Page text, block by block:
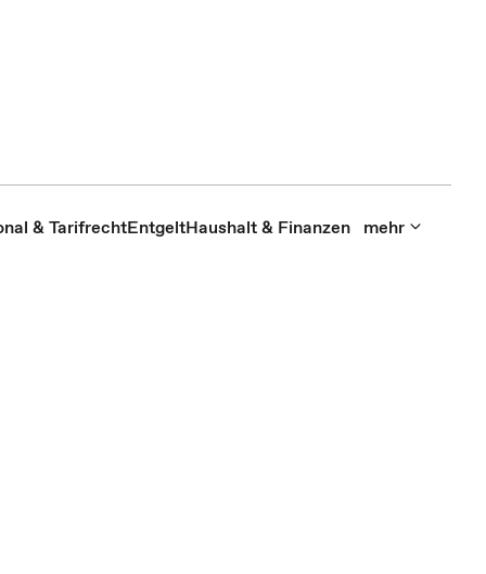
& TarifrechtEntgeltHaushalt & Finanzen mehr